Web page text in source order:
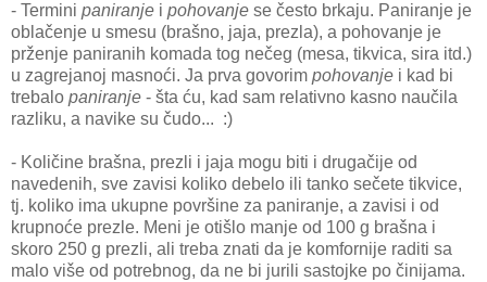
- Termini paniranje i pohovanje se često brkaju. Paniranje je
oblačenje u smesu (brašno, jaja, prezla), a pohovanje je
prženje paniranih komada tog nečeg (mesa, tikvica, sira itd.)
u zagrejanoj masnoći. Ja prva govorim pohovanje i kad bi
trebalo paniranje - šta ću, kad sam relativno kasno naučila
razliku, a navike su čudo... :)
- Količine brašna, prezli i jaja mogu biti i drugačije od
navedenih, sve zavisi koliko debelo ili tanko sečete tikvice,
tj. koliko ima ukupne površine za paniranje, a zavisi i od
krupnoće prezle. Meni je otišlo manje od 100 g brašna i
skoro 250 g prezli, ali treba znati da je komfornije raditi sa
malo više od potrebnog, da ne bi jurili sastojke po činijama.